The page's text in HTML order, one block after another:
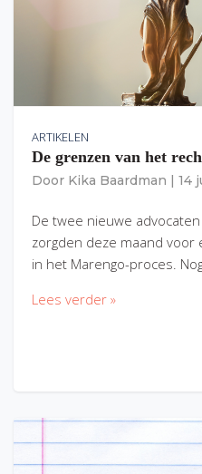
ARTIKELEN
De grenzen van het
Door Kika Baardman 14
De twee nieuwe
zorgden deze maand
in het Marengo-proces.
Lees verder »